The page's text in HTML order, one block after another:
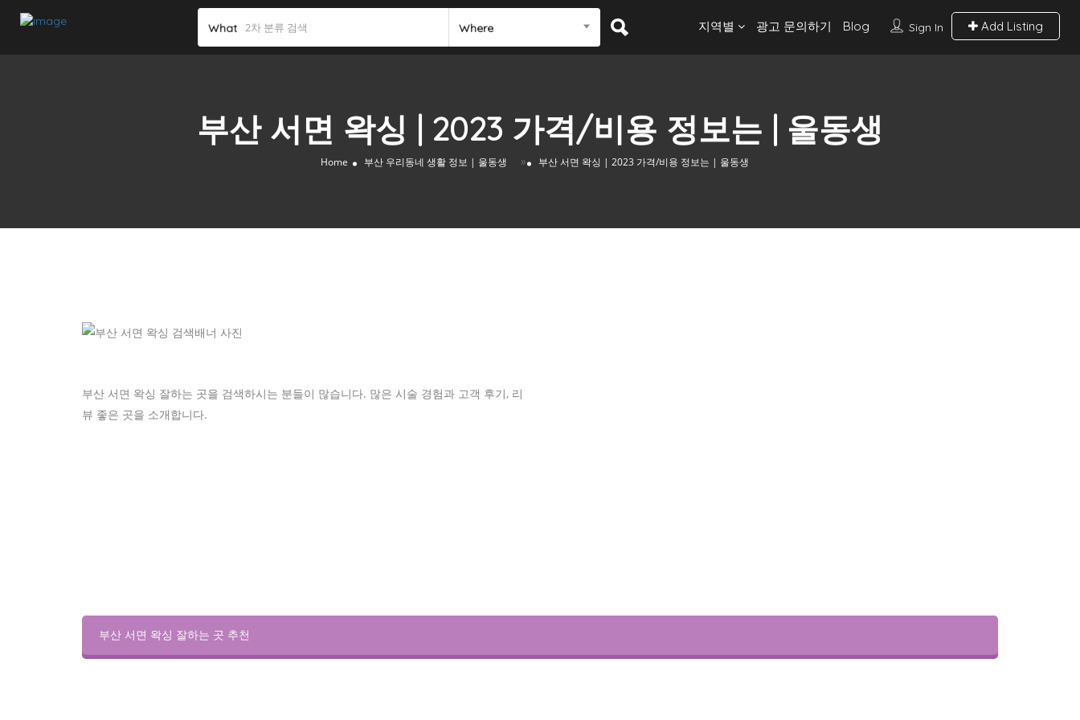
What Where Sign In Add Listing
지역별 광고 문의하기 Blog
부산 서면 왁싱 | 2023 가격/비용 정보는 | 울동생
Home 부산 우리동네 생활 정보 | 울동생 » 부산 서면 왁싱 | 2023 가격/비용 정보는 | 울동생
부산 서면 왁싱 잘하는 곳을 검색하시는 분들이 많습니다. 많은 시술 경험과 고객 후기, 리
뷰 좋은 곳을 소개합니다.
부산 서면 왁싱 잘하는 곳 추천